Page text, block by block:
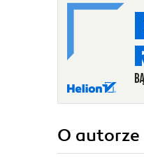
O autorze